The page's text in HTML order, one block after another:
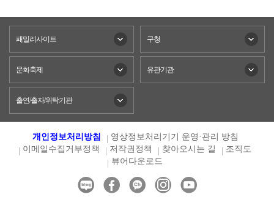
패밀리사이트 구청
문화축제 유관기관
출연/출자/위탁기관
개인정보처리방침
영상정보처리기기 운영·관리 방침
이메일수집거부정책
저작권정책 찾아오시는 길
조직도
뷰어다운로드